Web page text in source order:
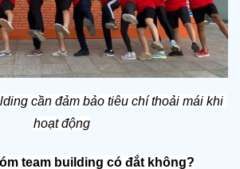
cần đảm bảo tiêu chí thoải mái khi
hoạt động
team building có đắt không?